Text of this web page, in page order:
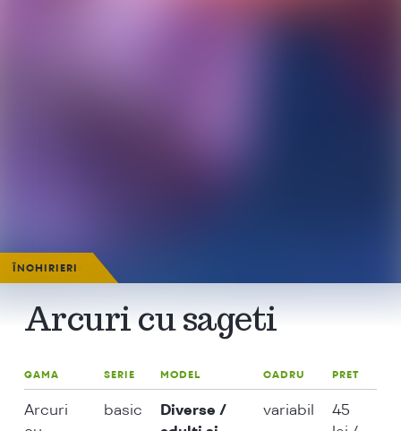
ÎNCHIRIERI
Arcuri cu sageti
GAMA SERIE MODEL CADRU PRET
Arcuri
basic
Diverse /
variabil
45